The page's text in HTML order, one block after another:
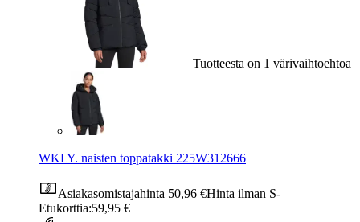
Tuotteesta on 1 värivaihtoehtoa
WKLY. naisten toppatakki 225W312666
Asiakasomistajahinta 50,96 €Hinta ilman S-
Etukorttia:59,95 €